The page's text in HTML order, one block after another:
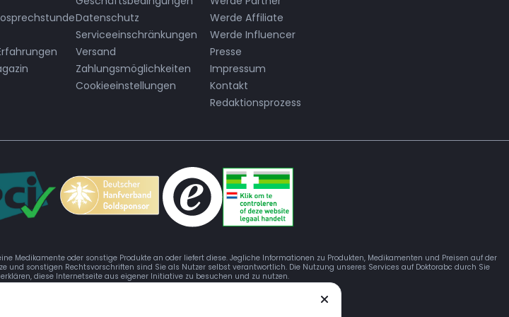
Datenschutz
Serviceeinschränkungen
Versand
Zahlungsmöglichkeiten
Cookieeinstellungen
Werde Affiliate
Werde Influencer
Presse
Impressum
Kontakt
Redaktionsprozess
Medikamente oder sonstige Produkte an oder liefert diese. Jegliche Informationen zu Produkten, Medikamenten und Preisen auf der
sonstigen Rechtsvorschriften sind Sie als Nutzer selbst verantwortlich. Die Nutzung unseres Services auf Doktorabc durch Sie
diese Internetseite aus eigener Initiative zu besuchen und zu nutzen.